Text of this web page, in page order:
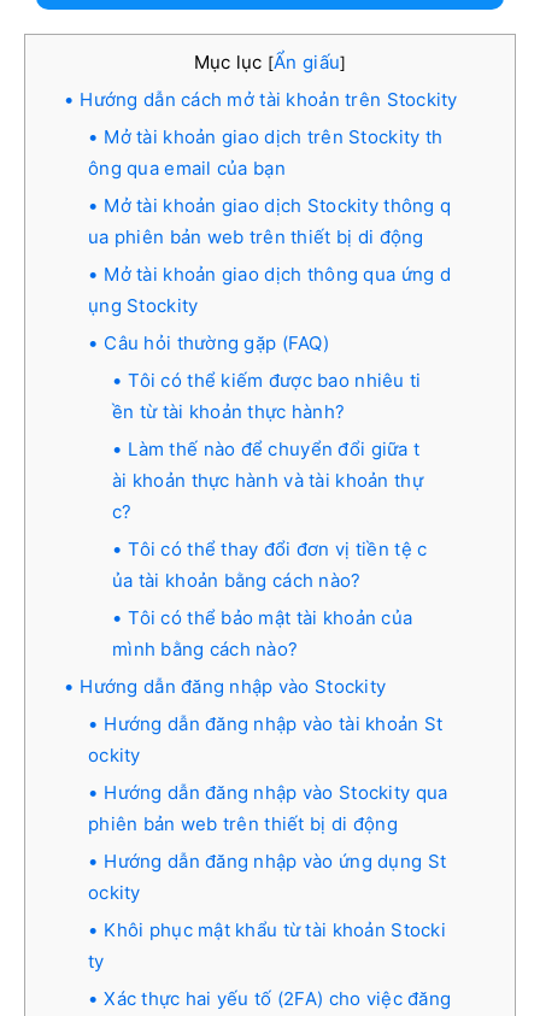
Mục lục [Ẩn giấu]
Hướng dẫn cách mở tài khoản trên Stockity
Mở tài khoản giao dịch trên Stockity th
ông qua email của bạn
Mở tài khoản giao dịch Stockity thông q
ua phiên bản web trên thiết bị di động
Mở tài khoản giao dịch thông qua ứng d
ụng Stockity
Câu hỏi thường gặp (FAQ)
Tôi có thể kiếm được bao nhiêu ti
ền từ tài khoản thực hành?
Làm thế nào để chuyển đổi giữa t
ài khoản thực hành và tài khoản thự
c?
Tôi có thể thay đổi đơn vị tiền tệ c
ủa tài khoản bằng cách nào?
Tôi có thể bảo mật tài khoản của
mình bằng cách nào?
Hướng dẫn đăng nhập vào Stockity
Hướng dẫn đăng nhập vào tài khoản St
ockity
Hướng dẫn đăng nhập vào Stockity qua
phiên bản web trên thiết bị di động
Hướng dẫn đăng nhập vào ứng dụng St
ockity
Khôi phục mật khẩu từ tài khoản Stocki
ty
Xác thực hai yếu tố (2FA) cho việc đăng